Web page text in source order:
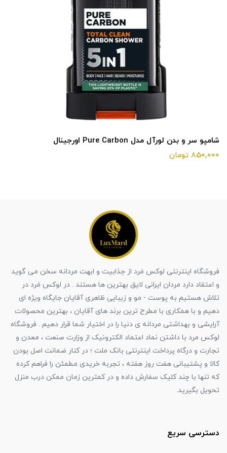
شامپو سر و بدن لورآل مدل Pure Carbon اورجینال
850,000 تومان
فروشگاه اینترنتی لوکس مَرد از جذابیت و ابهت مردانه سخن می گوید
و اعتقاد دارد مردان ایرانی لایق بهترین ها هستند . در لوکس مَرد در
تلاش هستیم به پوست - مو و زیبایی ظاهری آقایان جایگاه ویژه ای
دهیم و با همکاری با مطرح ترین برند های آقایان ، بهترین محصولات
آرایشی و بهداشتی مردانه ی دنیا را در اختیار شما قرار دهیم . فروشگاه
لوکس مرد با داشتن نماد اعتماد الکترونیک از وزارت صنعت ، معدن و
تجارت و درگاه پرداخت اینترنتی بانک ملت ؛ در کنار ضمانت اصل بودن
کالا و پشتیبانی هفت روز هفته ، تجربه خریدی مطمئن را فراهم کرده
که تنها با چند کلیک سفارش داده و در کمترین زمان ممکن درب منزل
تحویل بگیرید.
دسترسی سریع